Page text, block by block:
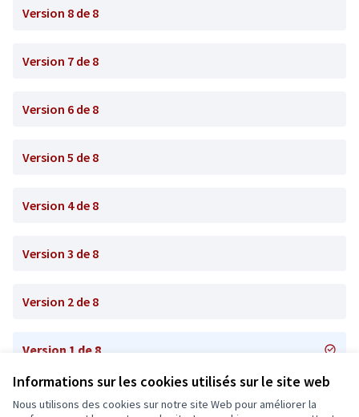
Informations sur les cookies utilisés sur le site web
Nous utilisons des cookies sur notre site Web pour améliorer la
Version 8 de 8
Version 7 de 8
Version 6 de 8
Version 5 de 8
Version 4 de 8
Version 3 de 8
Version 2 de 8
Version 1 de 8
Conditions d'utilisation